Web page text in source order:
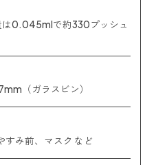
は0.045mlで約330プッシュ
（ガラスビン）
すみ前、マスク など